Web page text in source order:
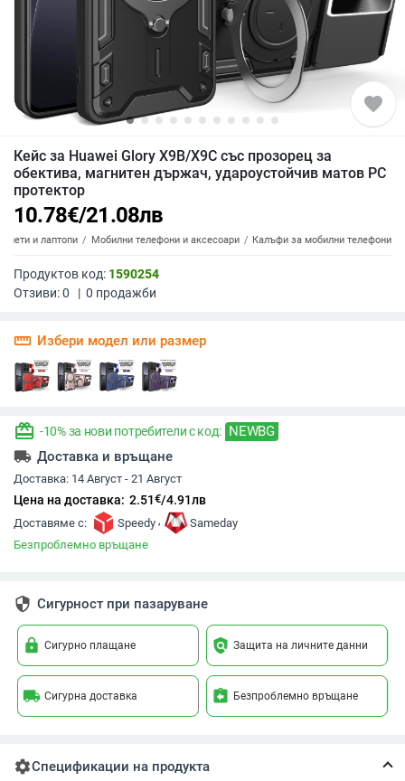
favorite
Кейс за Huawei Glory X9B/X9C със прозорец за
обектива, магнитен държач, удароустойчив матов PC
протектор
10.78€/21.08лв
и лаптопи Мобилни телефони и аксесоари Калъфи за мобилни телефони
Продуктов код: 1590254
Отзиви:0 | 0 продажби
straighten Избери модел или размер
redeem -10% за нови потребители с код: NEWBG
local_shipping Доставка и връщане
Доставка: 14 Август - 21 Август
Цена на доставка: 2.51€/4.91лв
Доставяме с: Speedy ,
Sameday
Безпроблемно връщане
security Сигурност при пазаруване
lock Сигурно плащане policy Защита на личните данни
local_shipping Сигурна доставка assignment_return Безпроблемно връщане
settingsСпецификации на продукта